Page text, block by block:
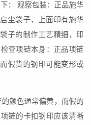
： 观察包装：正品施华
尘袋子，上面印有施华
子的制作工艺精细，印
查项链本身：正品项链
假货的钢印可能变形或
颜色通常偏黄，而假的
链的卡扣钢印应该清晰